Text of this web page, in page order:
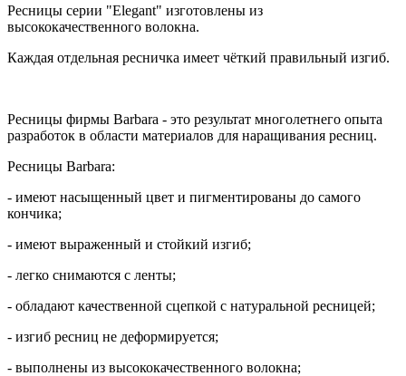
Ресницы серии "Elegant" изготовлены из
высококачественного волокна.
Каждая отдельная ресничка имеет чёткий правильный изгиб.
Ресницы фирмы Barbara - это результат многолетнего опыта
разработок в области материалов для наращивания ресниц.
Ресницы Barbara:
- имеют насыщенный цвет и пигментированы до самого
кончика;
- имеют выраженный и стойкий изгиб;
- легко снимаются с ленты;
- обладают качественной сцепкой с натуральной ресницей;
- изгиб ресниц не деформируется;
- выполнены из высококачественного волокна;